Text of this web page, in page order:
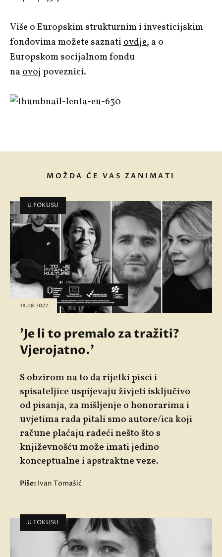
Više o Europskim strukturnim i investicijskim
fondovima možete saznatiovdje, a o
Europskom socijalnom fondu
naovoj poveznici.
MOŽDA ĆE VAS ZANIMATI
U FOKUSU
18.08.2022.
'Je li to premalo za tražiti?
Vjerojatno.'
S obzirom na to da rijetki pisci i
spisateljice uspijevaju živjeti isključivo
od pisanja, za mišljenje o honorarima i
uvjetima rada pitali smo autore/ica koji
račune plaćaju radeći nešto što s
književnošću može imati jedino
konceptualne i apstraktne veze.
Piše: Ivan Tomašić
U FOKUSU